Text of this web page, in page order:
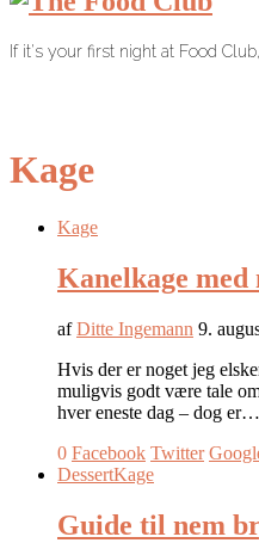
If it's your first night at Food
Kage
Kage
Kanelkage med
afDitte Ingemann 9.
Hvis der er noget jeg
muligvis godt være tale
hver eneste dag – dog er…
0 Facebook Twitter
DessertKage
Guide til nem